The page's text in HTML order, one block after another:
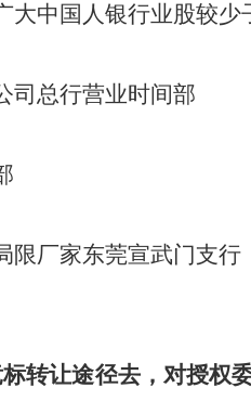
大中国人银行业股较
司总行营业时间部
限厂家东莞宣武门支行
转让途径去，对授权